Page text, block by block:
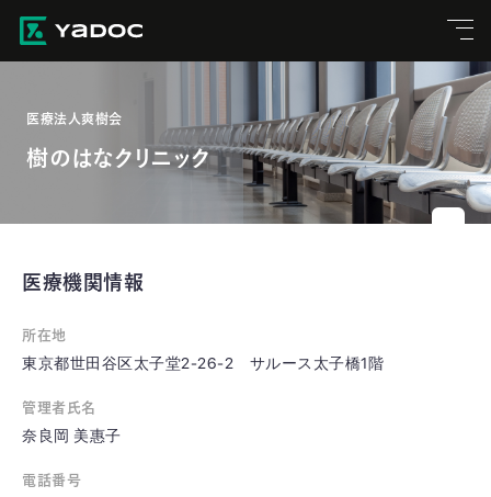
医療法人爽樹会
樹のはなクリニック
医療機関情報
所在地
東京都世田谷区太子堂2-26-2 サルース太子橋1階
管理者氏名
奈良岡 美惠子
電話番号